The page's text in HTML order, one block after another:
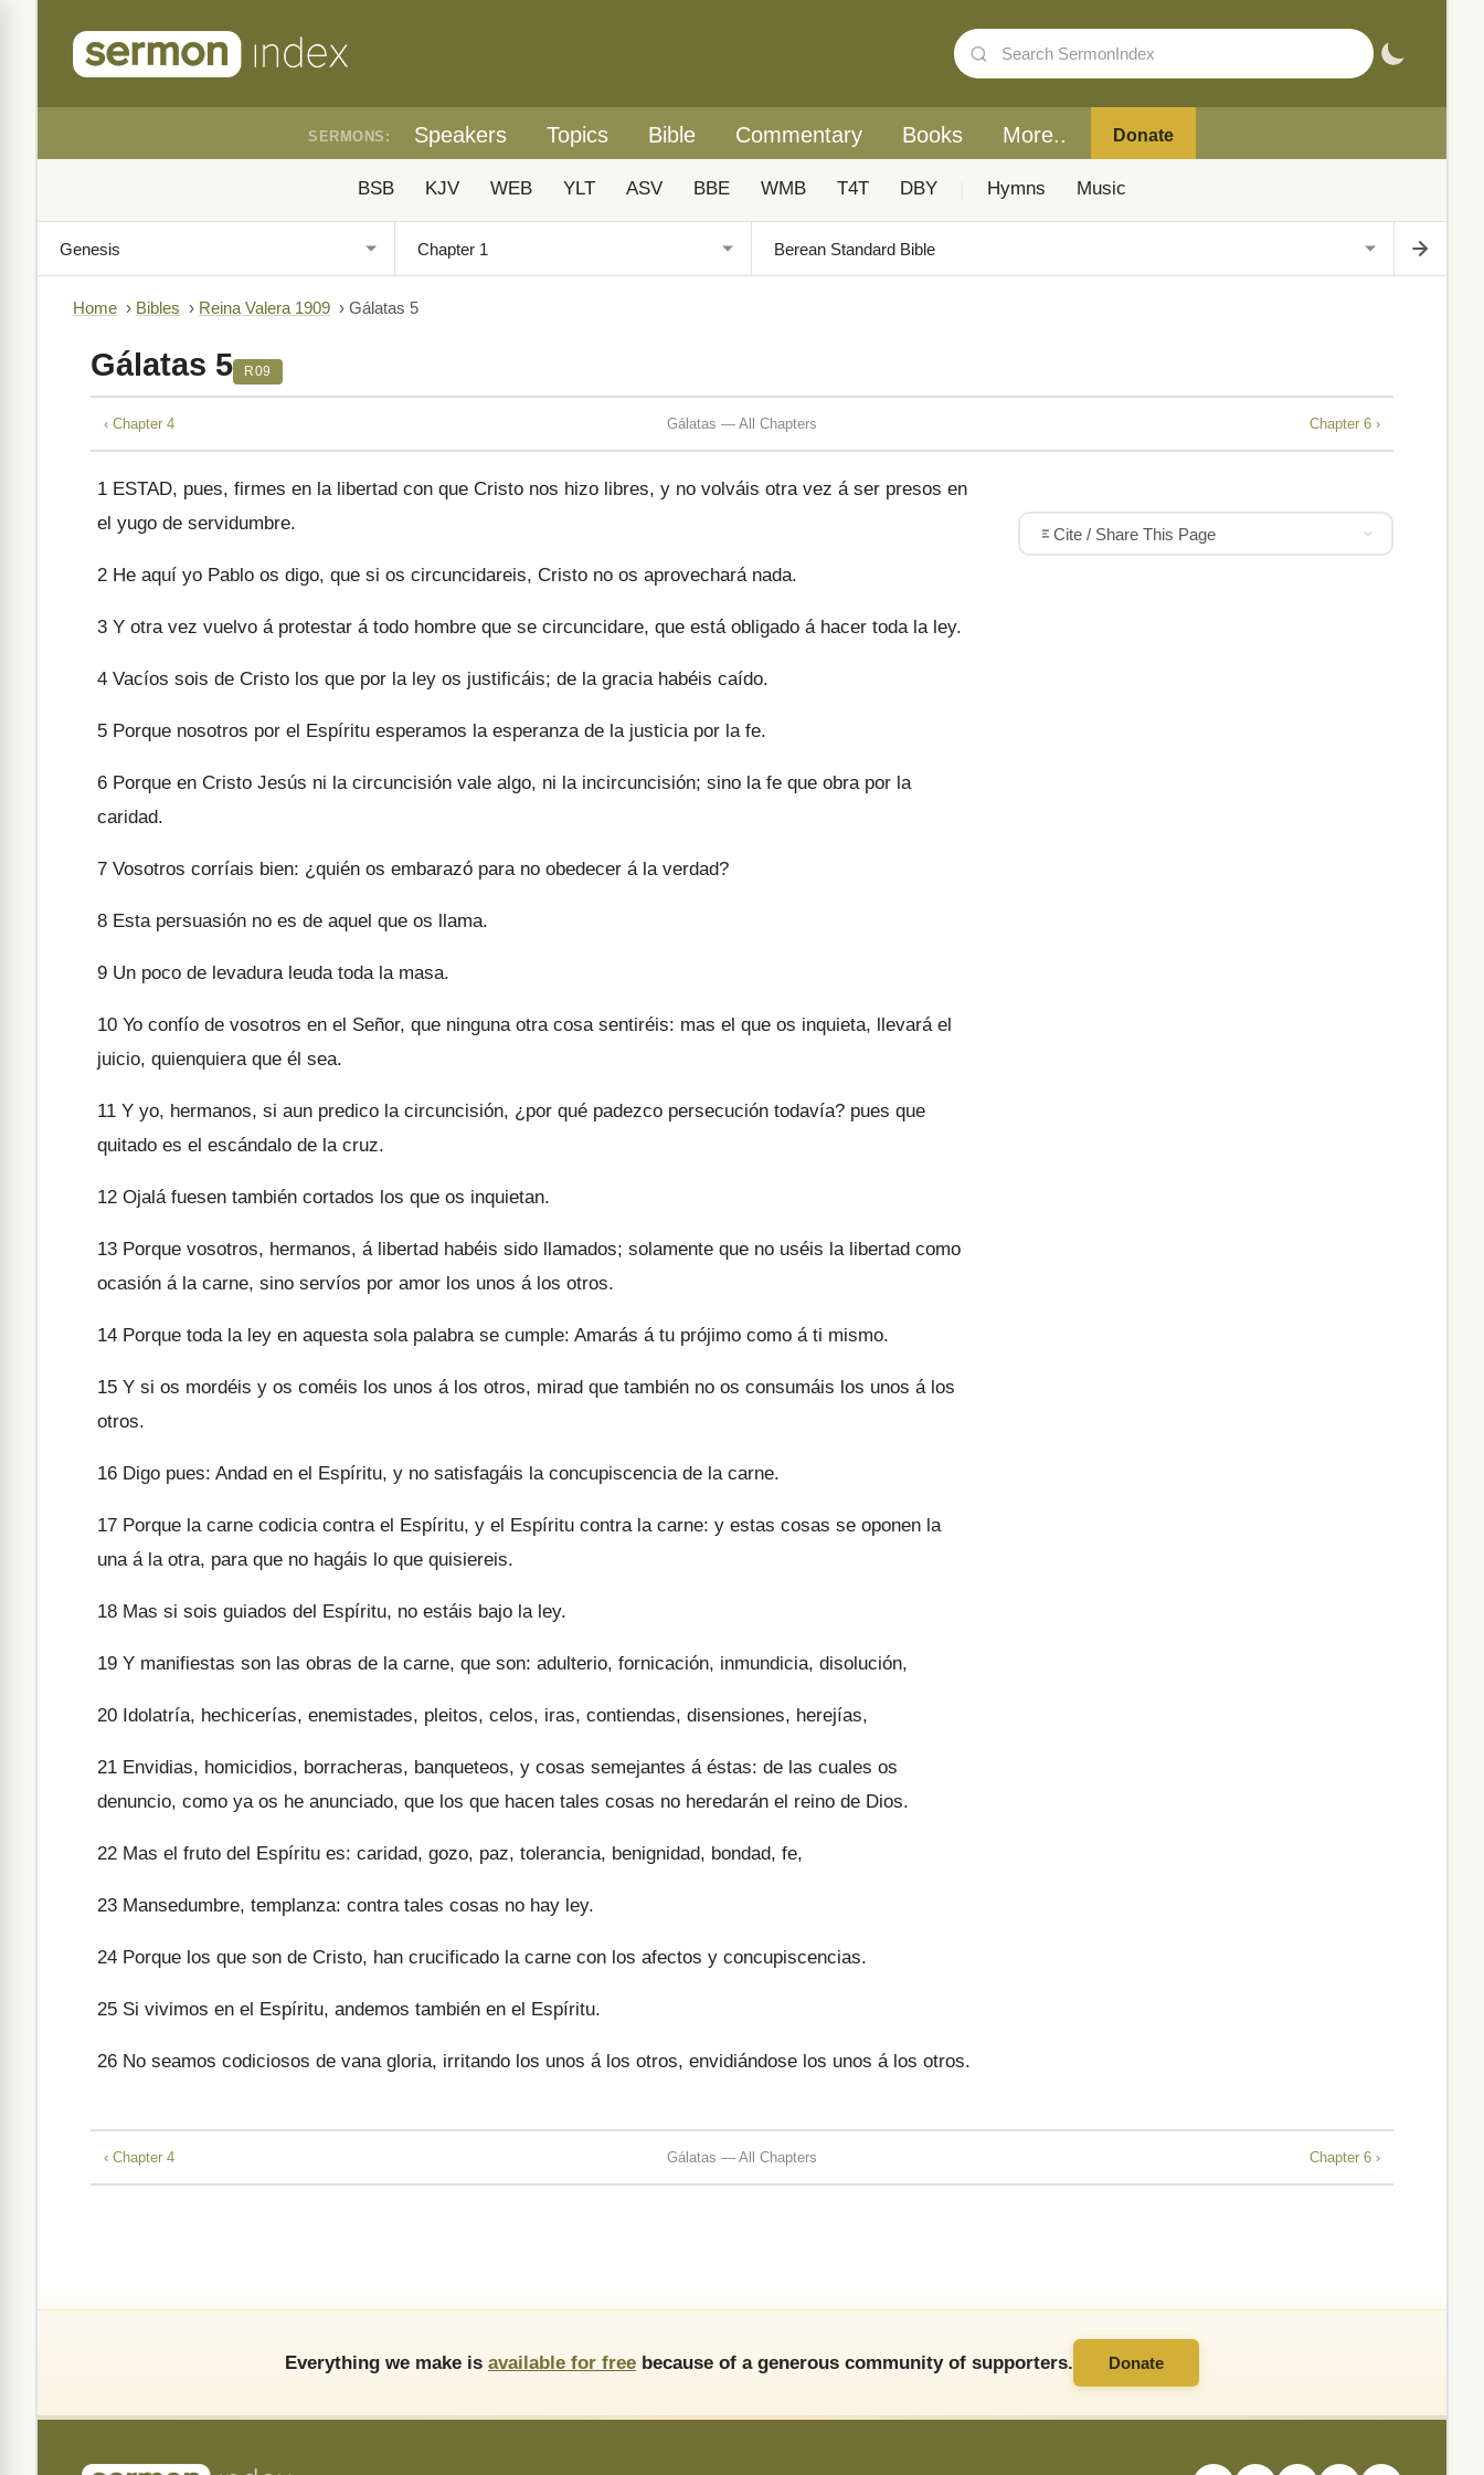
SERMONS: Speakers Topics Bible Commentary Books More.. Donate
BSB KJV WEB YLT ASV BBE WMB T4T DBY Hymns Music
Home › Bibles › Reina Valera 1909 › Gálatas 5
Gálatas 5 R09
‹ Chapter 4 Gálatas — All Chapters Chapter 6 ›
1 ESTAD, pues, firmes en la libertad con que Cristo nos hizo libres, y no volváis otra vez á ser presos en
el yugo de servidumbre.
2 He aquí yo Pablo os digo, que si os circuncidareis, Cristo no os aprovechará nada.
3 Y otra vez vuelvo á protestar á todo hombre que se circuncidare, que está obligado á hacer toda la ley.
4 Vacíos sois de Cristo los que por la ley os justificáis; de la gracia habéis caído.
5 Porque nosotros por el Espíritu esperamos la esperanza de la justicia por la fe.
6 Porque en Cristo Jesús ni la circuncisión vale algo, ni la incircuncisión; sino la fe que obra por la
caridad.
7 Vosotros corríais bien: ¿quién os embarazó para no obedecer á la verdad?
8 Esta persuasión no es de aquel que os llama.
9 Un poco de levadura leuda toda la masa.
10 Yo confío de vosotros en el Señor, que ninguna otra cosa sentiréis: mas el que os inquieta, llevará el
juicio, quienquiera que él sea.
11 Y yo, hermanos, si aun predico la circuncisión, ¿por qué padezco persecución todavía? pues que
quitado es el escándalo de la cruz.
12 Ojalá fuesen también cortados los que os inquietan.
13 Porque vosotros, hermanos, á libertad habéis sido llamados; solamente que no uséis la libertad como
ocasión á la carne, sino servíos por amor los unos á los otros.
14 Porque toda la ley en aquesta sola palabra se cumple: Amarás á tu prójimo como á ti mismo.
15 Y si os mordéis y os coméis los unos á los otros, mirad que también no os consumáis los unos á los
otros.
16 Digo pues: Andad en el Espíritu, y no satisfagáis la concupiscencia de la carne.
17 Porque la carne codicia contra el Espíritu, y el Espíritu contra la carne: y estas cosas se oponen la
una á la otra, para que no hagáis lo que quisiereis.
18 Mas si sois guiados del Espíritu, no estáis bajo la ley.
19 Y manifiestas son las obras de la carne, que son: adulterio, fornicación, inmundicia, disolución,
20 Idolatría, hechicerías, enemistades, pleitos, celos, iras, contiendas, disensiones, herejías,
21 Envidias, homicidios, borracheras, banqueteos, y cosas semejantes á éstas: de las cuales os
denuncio, como ya os he anunciado, que los que hacen tales cosas no heredarán el reino de Dios.
22 Mas el fruto del Espíritu es: caridad, gozo, paz, tolerancia, benignidad, bondad, fe,
23 Mansedumbre, templanza: contra tales cosas no hay ley.
24 Porque los que son de Cristo, han crucificado la carne con los afectos y concupiscencias.
25 Si vivimos en el Espíritu, andemos también en el Espíritu.
26 No seamos codiciosos de vana gloria, irritando los unos á los otros, envidiándose los unos á los otros.
Cite / Share This Page
‹ Chapter 4 Gálatas — All Chapters Chapter 6 ›
Everything we make is available for free because of a generous community of supporters. Donate